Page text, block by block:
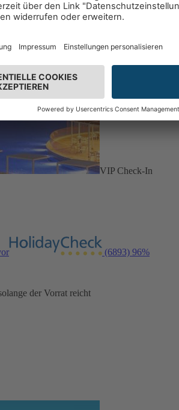
VIP Check-In
(6893) 96%
der Vorrat reicht